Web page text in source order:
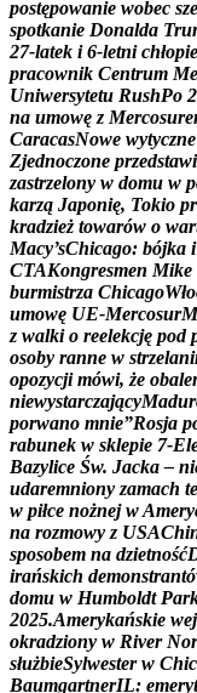
postępowanie wobec sze
spotkanie Donalda Tru
27-latek i 6-letni chłopie
pracownik Centrum Me
Uniwersytetu RushPo 2
na umowę z Mercosure
CaracasNowe wytyczne
Zjednoczone przedstawi
zastrzelony w domu w p
karzą Japonię, Tokio pr
kradzież towarów o war
Macy’sChicago: bójka i
CTAKongresmen Mike
burmistrza ChicagoWło
umowę UE-MercosurM
z walki o reelekcję pod
osoby ranne w strzelani
opozycji mówi, że obale
niewystarczającyMadur
porwano mnie”Rosja p
rabunek w sklepie 7-El
Bazylice Św. Jacka – ni
udaremniony zamach te
w piłce nożnej wAmery
na rozmowy z USAChi
sposobem na dzietność
irańskich demonstrantó
domu w Humboldt Par
2025.Amerykańskie wej
okradziony w River Nor
służbieSylwester w Chic
BaumgartnerIL: emeryt